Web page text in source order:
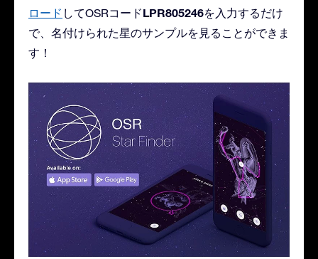
ロード してOSRコードLPR805246を入力するだけ
で、名付けられた星のサンプルを見ることができま
す！